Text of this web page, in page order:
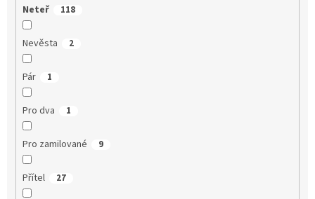
Neteř 118
Nevěsta 2
Pár 1
Pro dva 1
Pro zamilované 9
Přítel 27